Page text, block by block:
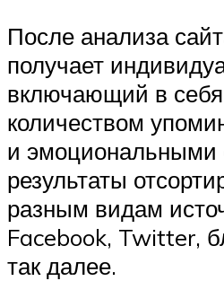
После анализа
получает
включающий в
количеством
и эмоциональными
результаты
разным видам
Facebook, Twitter,
так далее.